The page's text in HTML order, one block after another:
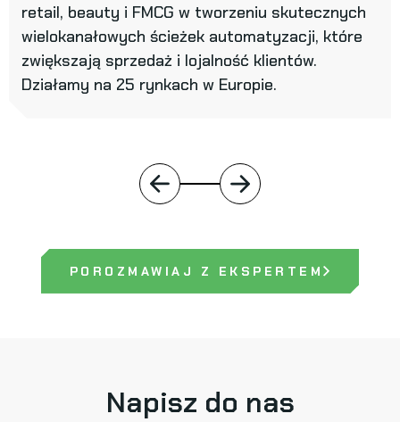
retail, beauty i FMCG w tworzeniu skutecznych
wielokanałowych ścieżek automatyzacji, które
zwiększają sprzedaż i lojalność klientów.
Działamy na 25 rynkach w Europie.
POROZMAWIAJ Z EKSPERTEM
Napisz do nas